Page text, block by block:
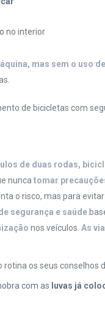
no interior
mas sem o uso
de bicicletas com
de duas rodas,
nunca tomar
o risco, mas para evitar
segurança e saúde
nos veículos. As
os seus conselhos
com as luvas já